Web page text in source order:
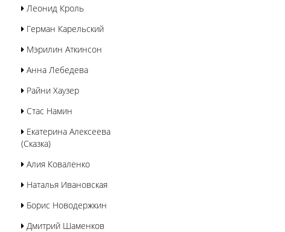
Леонид Кроль
Герман Карельский
Мэрилин Аткинсон
Анна Лебедева
Райни Хаузер
Стас Намин
Екатерина Алексеева
(Сказка)
Алия Коваленко
Наталья Ивановская
Борис Новодержкин
Дмитрий Шаменков